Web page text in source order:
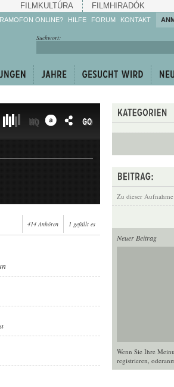
FILMKULTÚRA FILMHIRADÓK
ONLINE? HILFE
Machen Sie mit!
weiter!
FORUM KONTAKT
Suchwort:
Zu dieser
Neuer Beitrag
Wenn Sie Ihre
registrieren, oder
HQ GO
414 Anhören 1 gefällt es